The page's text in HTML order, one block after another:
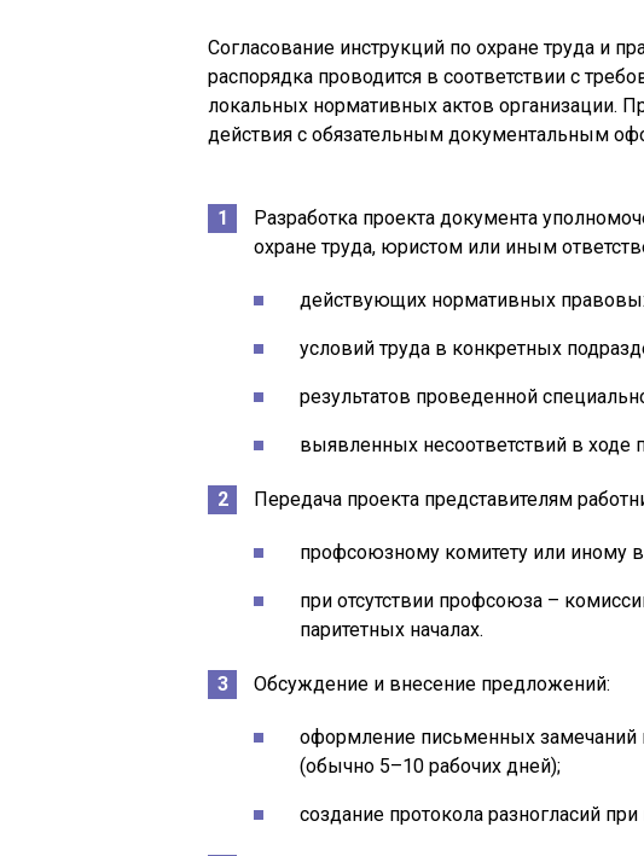
Согласование инструкций по охране труда и
распорядка проводится в соответствии с
локальных нормативных актов организации.
действия с обязательным документальным
Разработка проекта документа
охране труда, юристом или иным
действующих нормативных
условий труда в конкретных
результатов проведенной
выявленных несоответствий в ходе
Передача проекта представителям
профсоюзному комитету или иному
при отсутствии профсоюза –
паритетных началах.
Обсуждение и внесение предложений:
оформление письменных
(обычно 5–10 рабочих дней);
создание протокола разногласий